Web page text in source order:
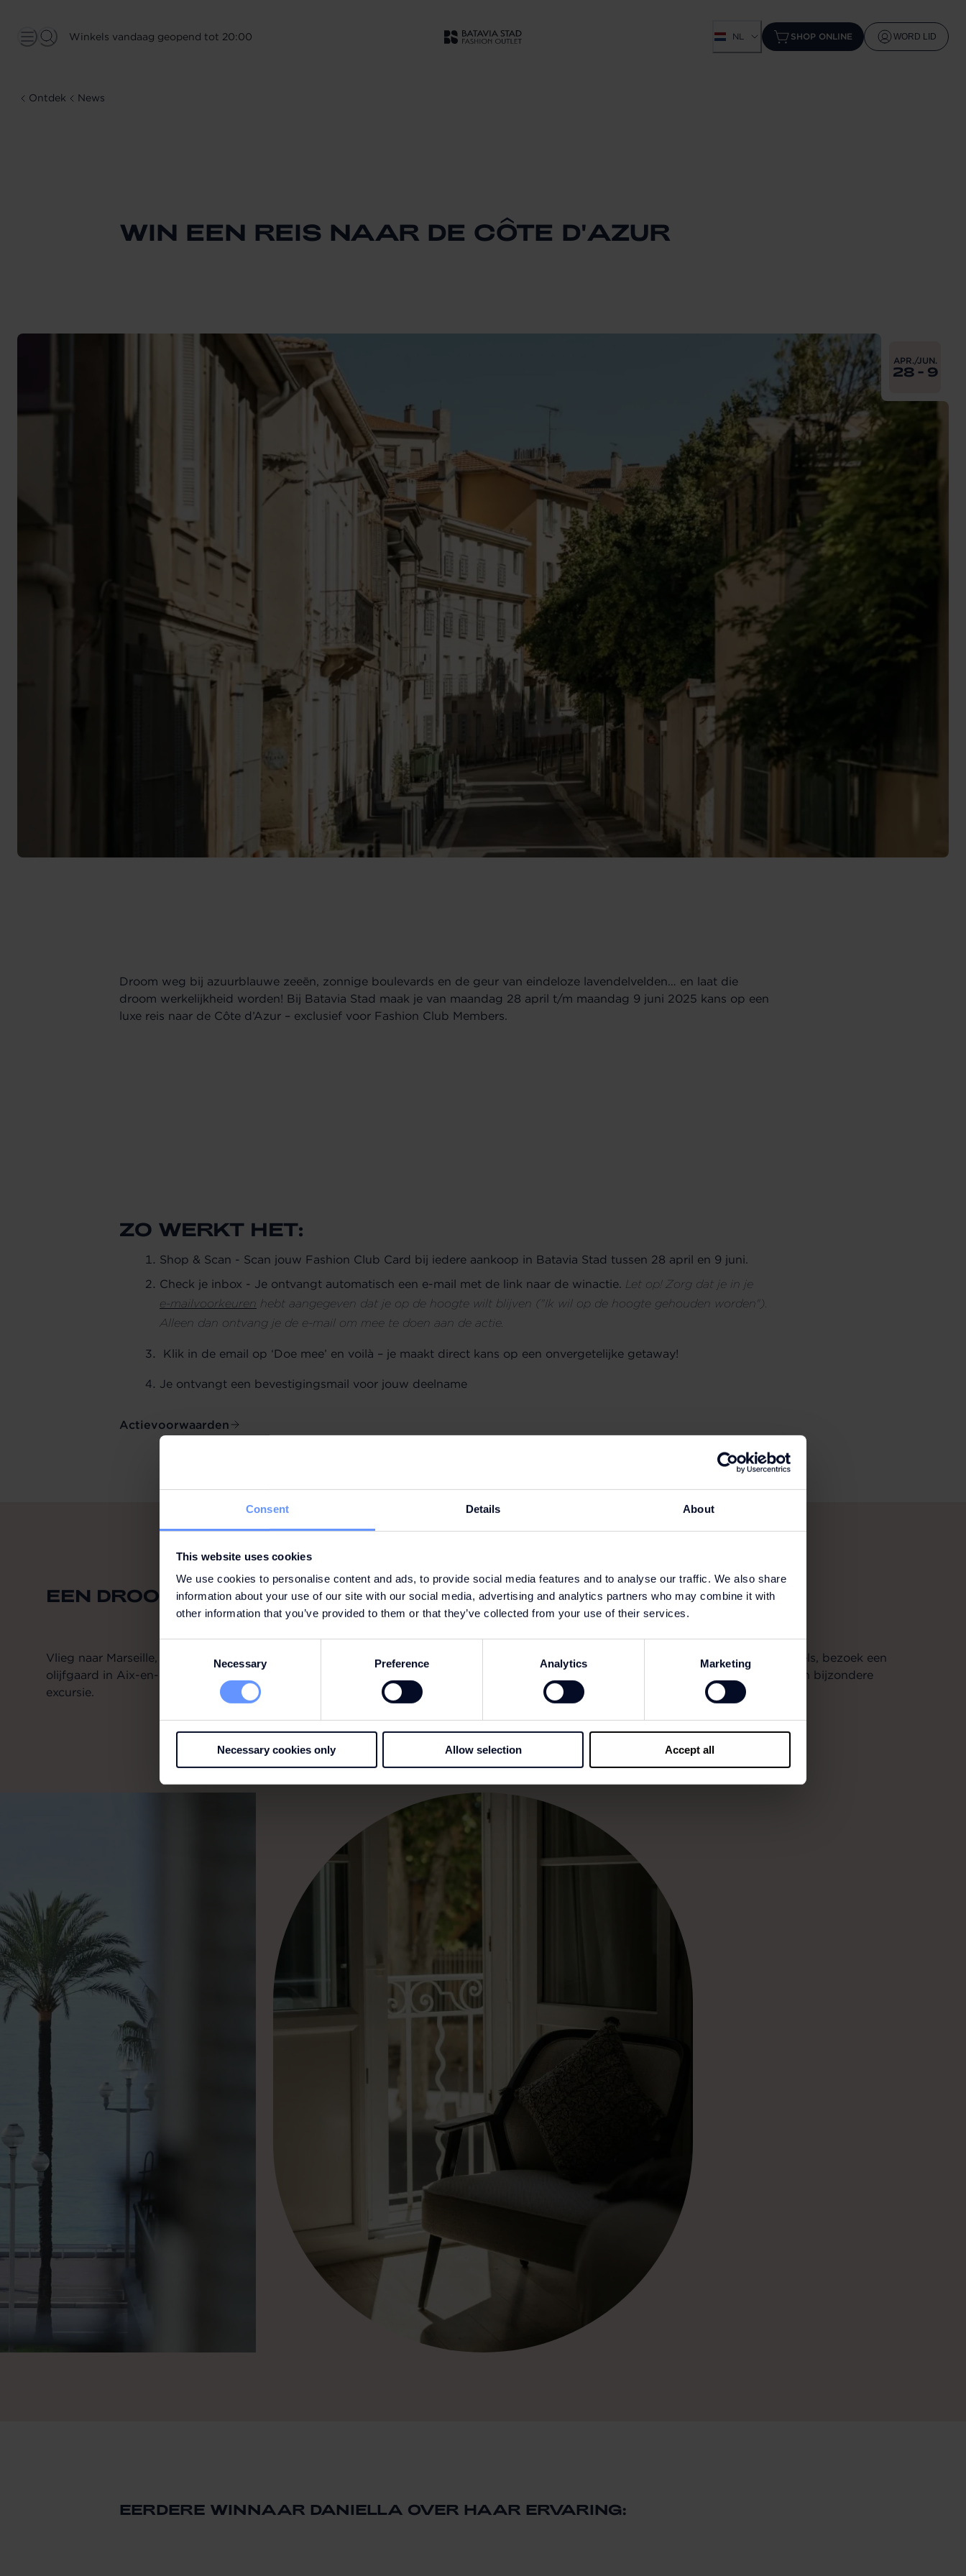
Consent Details About
This website uses cookies
We use cookies to personalise content and ads, to provide social media features and to analyse our traffic. We also share
information about your use of our site with our social media, advertising and analytics partners who may combine it with
other information that you’ve provided to them or that they’ve collected from your use of their services.
Necessary Preference Analytics Marketing
Necessary cookies only Allow selection Accept all
Winkels vandaag geopend tot 20:00 NL SHOP ONLINE WORD LID
Ontdek News
WIN EEN REIS NAAR DE CÔTE D'AZUR
APR./JUN.
28 - 9
Droom weg bij azuurblauwe zeeën, zonnige boulevards en de geur van eindeloze lavendelvelden… en laat die
droom werkelijkheid worden! Bij Batavia Stad maak je van maandag 28 april t/m maandag 9 juni 2025 kans op een
luxe reis naar de Côte d’Azur – exclusief voor Fashion Club Members.
ZO WERKT HET:
Shop & Scan - Scan jouw Fashion Club Card bij iedere aankoop in Batavia Stad tussen 28 april en 9 juni.
Check je inbox - Je ontvangt automatisch een e-mail met de link naar de winactie. Let op! Zorg dat je in je
e-mailvoorkeuren hebt aangegeven dat je op de hoogte wilt blijven ("Ik wil op de hoogte gehouden worden").
Alleen dan ontvang je de e-mail om mee te doen aan de actie.
Klik in de email op ‘Doe mee’ en voilà – je maakt direct kans op een onvergetelijke getaway!
Je ontvangt een bevestigingsmail voor jouw deelname
Actievoorwaarden
EEN DROOMREIS VOOR 2 NAAR DE CÔTE D’AZUR
Vlieg naar Marseille, haal je huurauto op en ontdek vijf dagen lang de charme van Zuid-Frankrijk! Overnacht in luxe 4- en 5-sterrenhotels, bezoek een
olijfgaard in Aix-en-Provence en geniet van de geur van lavendel en parfum in Grasse. Inclusief retourvluchten, huurauto, ontbijt en een bijzondere
excursie.
EERDERE WINNAAR DANIELLA OVER HAAR ERVARING: